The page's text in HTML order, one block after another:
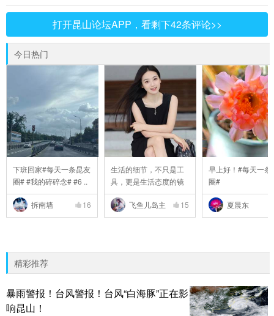
打开昆山论坛APP，看剩下42条评论>>
今日热门
下班回家#每天一条昆友
圈# #我的碎碎念# #6 ..
拆南墙 16
生活的细节，不只是工
具，更是生活态度的镜
..
飞鱼儿岛主
15
早上好！#每天一条
圈#
夏晨东
精彩推荐
暴雨警报！台风警报！台风“白海豚”正在影
响昆山！